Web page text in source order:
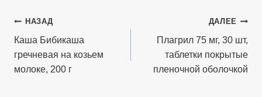
Навигация
по
записям
НАЗАД
Каша Бибикаша
гречневая на козьем
молоке, 200 г
ДАЛЕЕ
Плагрил 75 мг, 30 шт,
таблетки покрытые
пленочной оболочкой